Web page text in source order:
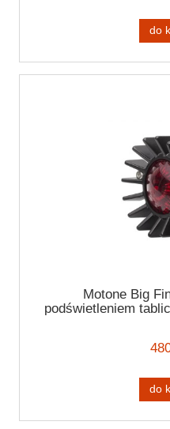
do
Motone Big
podświetleniem
do